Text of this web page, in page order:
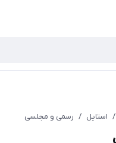
site-
/ استایل / رسمی و مجلسی